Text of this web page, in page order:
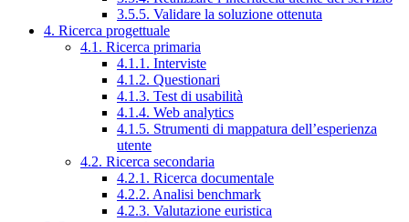
3.5.5. Validare la soluzione ottenuta
4. Ricerca progettuale
4.1. Ricerca primaria
4.1.1. Interviste
4.1.2. Questionari
4.1.3. Test di usabilità
4.1.4. Web analytics
4.1.5. Strumenti di mappatura dell’esperienza
utente
4.2. Ricerca secondaria
4.2.1. Ricerca documentale
4.2.2. Analisi benchmark
4.2.3. Valutazione euristica